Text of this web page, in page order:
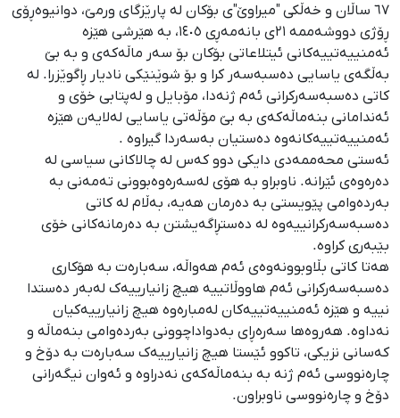
٦٧ ساڵان و خەڵکی "میراوێ"ی بۆکان لە پارێزگای ورمێ، دوانیوەڕۆی
ڕۆژی دووشەممە ٢١ی بانەمەڕی ١٤٠٥، بە هێرشی هێزە
ئەمنییەتییەکانی ئیتلاعاتی بۆکان بۆ سەر ماڵەکەی و بە بێ
بەڵگەی یاسایی دەسبەسەر کرا و بۆ شوێنێكی نادیار ڕاگوێزرا. لە
کاتی دەسبەسەرکرانی ئەم ژنەدا، مۆبایل و لەپتابی خۆی و
ئەندامانی بنەماڵەکەی بە بێ مۆڵەتی یاسایی لەلایەن هێزە
ئەمنییەتییەکانەوە دەستیان بەسەردا گیراوە .
ئەستی محەممەدی دایکی دوو کەس لە چالاکانی سیاسی لە
دەرەوەی ئێرانە. ناوبراو بە هۆی لەسەرەوەبوونی تەمەنی بە
بەردەوامی پێویستی بە دەرمان هەیە، بەڵام لە کاتی
دەسبەسەرکرانییەوە لە دەستڕاگەیشتن بە دەرمانەکانی خۆی
بێبەری کراوە.
هەتا کاتی بڵاوبوونەوەی ئەم هەواڵە، سەبارەت بە هۆکاری
دەسبەسەرکرانی ئەم هاووڵاتییە هیچ زانیارییەک لەبەر دەستدا
نییە و هێزە ئەمنییەتییەکان لەمبارەوە هیچ زانیارییەکیان
نەداوە. هەروەها سەرەڕای بەدواداچوونی بەردەوامی بنەماڵە و
کەسانی نزیکی، تاکوو ئێستا هیچ زانیارییەک سەبارەت بە دۆخ و
چارەنووسی ئەم ژنە بە بنەماڵەکەی نەدراوە و ئەوان نیگەرانی
دۆخ و چارەنووسی ناوبراون.